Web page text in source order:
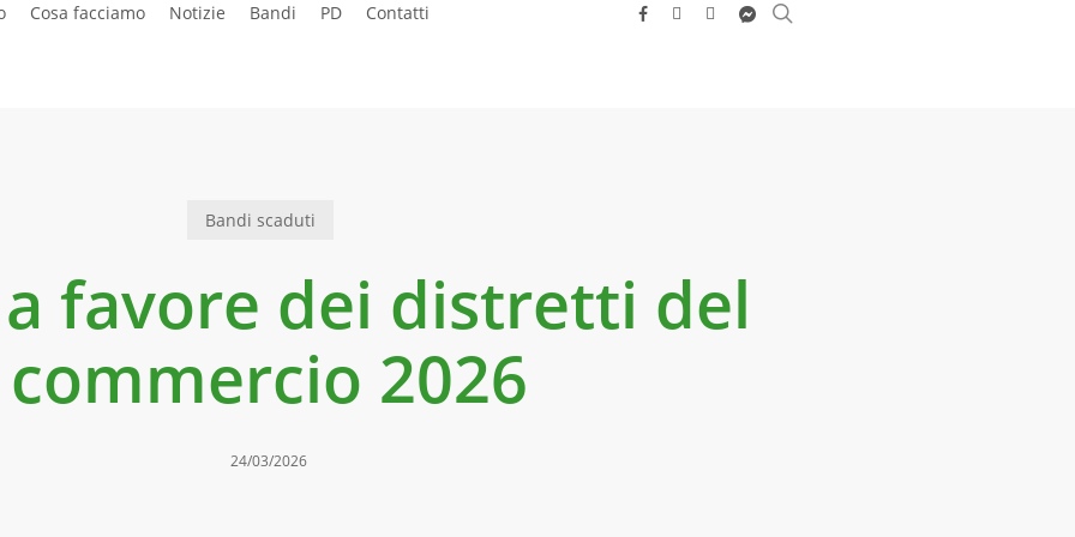
Cosa facciamo Notizie Bandi PD Contatti facebook
youtubeinstagram
messenger
Bandi scaduti
favore dei distretti del
commercio 2026
24/03/2026